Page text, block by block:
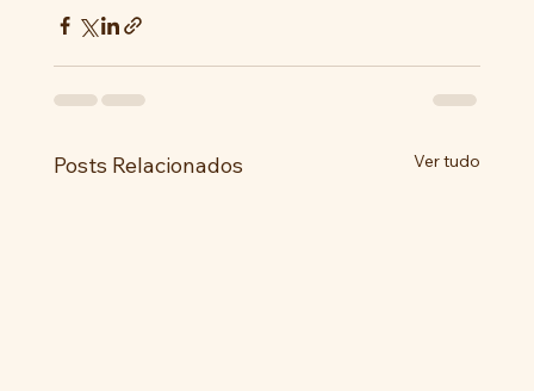
Posts Relacionados Ver tudo